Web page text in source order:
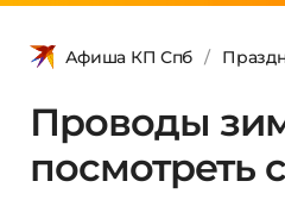
Афиша КП Спб
Проводы
посмотреть